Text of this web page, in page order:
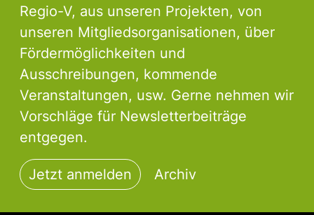
Regio-V, aus unseren Projekten, von
unseren Mitgliedsorganisationen, über
Fördermöglichkeiten und
Ausschreibungen, kommende
Veranstaltungen, usw. Gerne nehmen wir
Vorschläge für Newsletterbeiträge
entgegen.
Jetzt anmelden Archiv